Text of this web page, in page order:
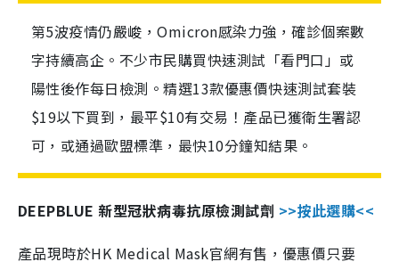
第5波疫情仍嚴峻，Omicron感染力強，確診個案數
字持續高企。不少市民購買快速測試「看門口」或
陽性後作每日檢測。精選13款優惠價快速測試套裝
$19以下買到，最平$10有交易！產品已獲衛生署認
可，或通過歐盟標準，最快10分鐘知結果。
DEEPBLUE 新型冠狀病毒抗原檢測試劑 >>按此選購<<
產品現時於HK Medical Mask官網有售，優惠價只要